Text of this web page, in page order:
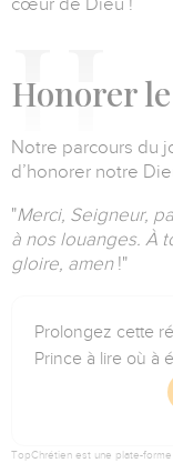
cœur de Dieu !
Honorer
Notre parcours du
d’honorer notre
"Merci, Seigneur,
à nos louanges. À
gloire, amen !"
Prolongez cette
Prince à lire où à
TopChrétien est une plate-